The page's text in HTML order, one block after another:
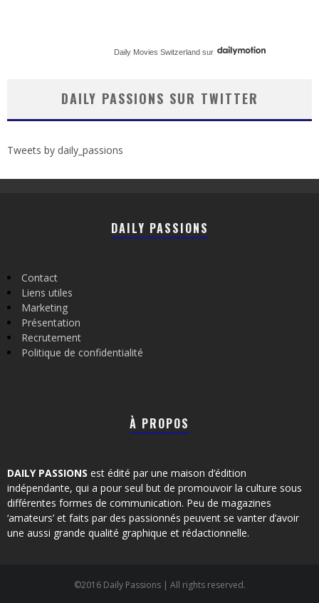
Daily Movies Switzerland sur
DAILY PASSIONS SUR TWITTER
Tweets by daily_passions
DAILY PASSIONS
Contact
Liens utiles
Marketing
Présentation
Recrutement
Politique de confidentialité
À PROPOS
DAILY PASSIONS est édité par une maison d’édition
indépendante, qui a pour seul but de promouvoir la culture sous
différentes formes de communication. Peu de magazines
‘amateurs’ et faits par des passionnés peuvent se vanter d’avoir
une aussi grande qualité graphique et rédactionnelle.
©2016 Daily Passions | All rights reserved.